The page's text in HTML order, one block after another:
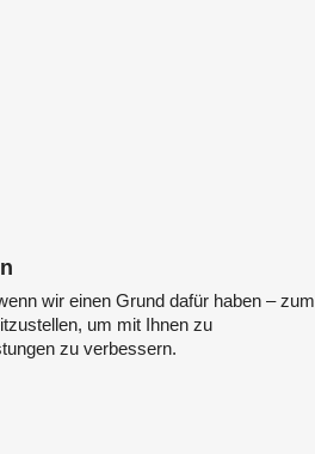
wir einen Grund dafür haben – zum
um mit Ihnen zu
zu verbessern.